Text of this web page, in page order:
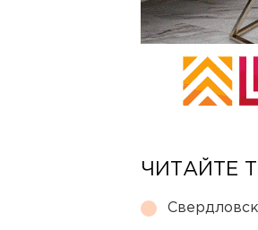
ЧИТАЙТЕ